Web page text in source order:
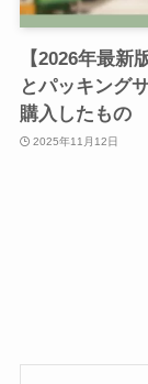
【2026年最
とパッキング
購入したもの
2025年11月12日